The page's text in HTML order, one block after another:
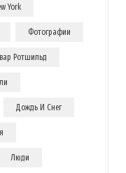
York
Фотографии
Ротшильд
Дождь И Снег
Люди